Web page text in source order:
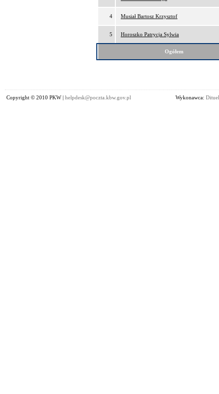
4 Musiał Bartosz Krzysztof
5 Horoszko Patrycja Sylwia
Ogółem
Copyright © 2010 PKW | helpdesk@poczta.kbw.gov.pl Wykonawca: